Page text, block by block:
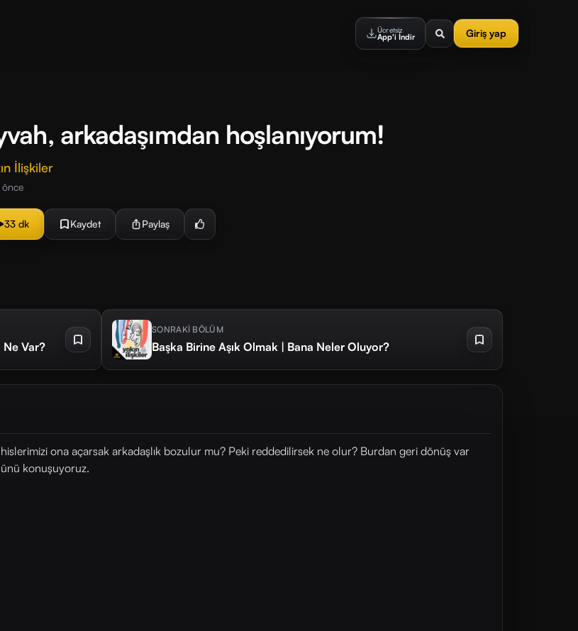
Ücretsiz
App'i İndir Giriş yap
arkadaşımdan hoşlanıyorum!
İlişkiler
33 dk Kaydet Paylaş
Ne Var?
SONRAKİ BÖLÜM
Başka Birine Aşık Olmak | Bana Neler Oluyor?
ona açarsak arkadaşlık bozulur mu? Peki reddedilirsek ne olur? Burdan geri dönüş var
konuşuyoruz.